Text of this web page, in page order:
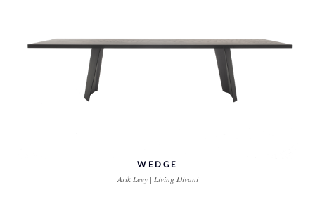
WEDGE
Arik Levy | Living Divani